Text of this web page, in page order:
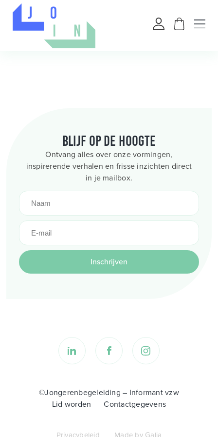
Blijf op de hoogte
Ontvang alles over onze vormingen,
inspirerende verhalen en frisse inzichten direct
in je mailbox.
Inschrijven
©Jongerenbegeleiding – Informant vzw
Lid worden
Contactgegevens